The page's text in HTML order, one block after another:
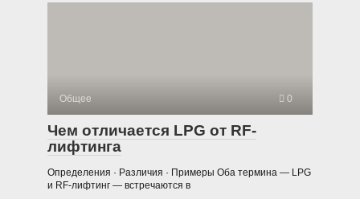
Общее 0
Чем отличается LPG от RF-
лифтинга
Определения · Различия · Примеры Оба термина — LPG
и RF-лифтинг — встречаются в